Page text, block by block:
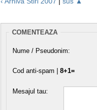
COMENTEAZA
Nume / Pseudonim:
Cod anti-spam | 8+1=
Mesajul tau: